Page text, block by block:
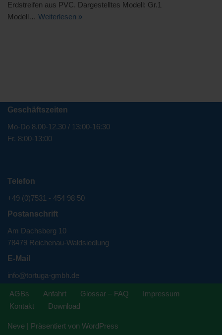
Erdstreifen aus PVC. Dargestelltes Modell: Gr.1
Modell… Weiterlesen »
Geschäftszeiten
Mo-Do 8.00-12.30 / 13:00-16:30
Fr. 8:00-13:00
Telefon
+49 (0)7531 - 454 98 50
Postanschrift
Am Dachsberg 10
78479 Reichenau-Waldsiedlung
E-Mail
info@tortuga-gmbh.de
AGBs Anfahrt Glossar – FAQ
Impressum
Kontakt
Download
Neve | Präsentiert von WordPress